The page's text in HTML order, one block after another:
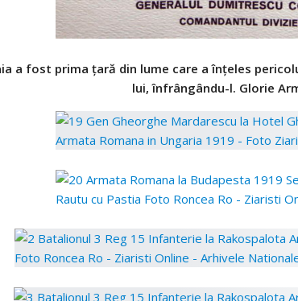
a fost prima ţară din lume care a înţeles
lui, înfrângându-l. Glorie